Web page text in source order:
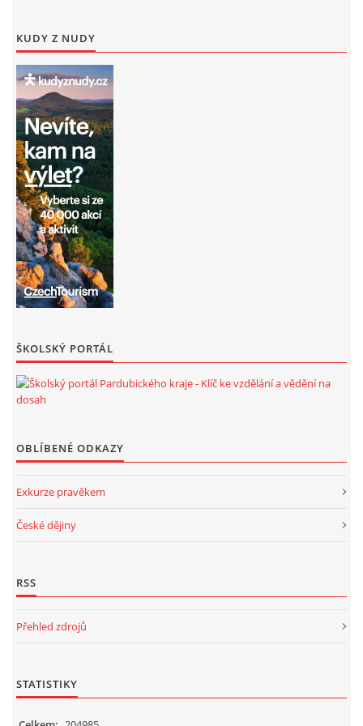
KUDY Z NUDY
ŠKOLSKÝ PORTÁL
OBLÍBENÉ ODKAZY
Exkurze pravěkem
České dějiny
RSS
Přehled zdrojů
STATISTIKY